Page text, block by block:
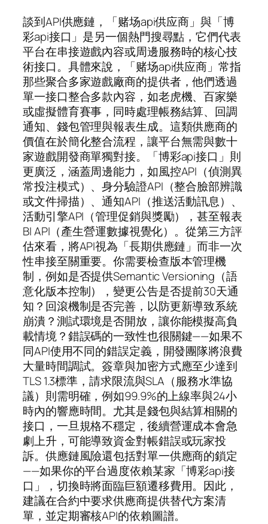
談到API供應鏈，「赌场api供应商」與「博
彩api接口」是另一個熱門搜尋點，它們代表
平台在串接遊戲內容或周邊服務時的核心技
術接口。具體來說，「赌场api供应商」常指
那些聚合多家遊戲廠商的提供者，他們透過
單一接口整合多款內容，如老虎機、百家樂
或虛擬體育賽事，同時處理帳務結算、回調
通知、錢包管理與報表生成。這類供應商的
價值在於簡化整合流程，讓平台無需與數十
家遊戲開發商單獨對接。「博彩api接口」則
更廣泛，涵蓋周邊能力，如風控API（偵測異
常投注模式）、身分驗證API（整合臉部辨識
或文件掃描）、通知API（推送活動訊息）、
活動引擎API（管理促銷與獎勵），甚至報表
BI API（產生營運數據視覺化）。從第三方評
估來看，將API視為「長期供應鏈」而非一次
性串接至關重要。你需要檢查版本管理機
制，例如是否提供Semantic Versioning（語
意化版本控制），變更公告是否提前30天通
知？回滾機制是否完善，以防更新導致系統
崩潰？測試環境是否開放，讓你能模擬高負
載情境？錯誤碼的一致性也很關鍵——如果不
同API使用不同的錯誤定義，開發團隊將浪費
大量時間調試。簽章與加密方式應至少達到
TLS 1.3標準，請求限流與SLA（服務水準協
議）則需明確，例如99.9%的上線率與24小
時內的響應時間。尤其是錢包與結算相關的
接口，一旦規格不穩定，後續營運成本會急
劇上升，可能導致資金對帳錯誤或玩家投
訴。供應鏈風險還包括對單一供應商的鎖定
——如果你的平台過度依賴某家「博彩api接
口」，切換時將面臨巨額遷移費用。因此，
建議在合約中要求供應商提供替代方案清
單，並定期審核API的依賴圖譜。